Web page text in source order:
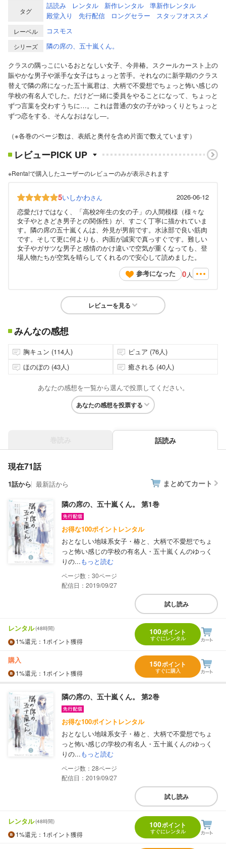
タグ
話読み レンタル 新作レンタル
準新作レンタル
殿堂入り
先行配信 ロングセラー スタッフオススメ
レーベル コスモス
シリーズ
隣の席の、五十嵐くん。
クラスの隅っこにいるおとなしい女子、今井椿。スクールカースト上の
賑やかな男子や派手な女子はちょっと苦手。それなのに新学期のクラス
替えで隣の席になった五十嵐君は、大柄で不愛想でちょっと怖い感じの
学校の有名人でした。だけど一緒に委員をやることになって、ちょっと
ずつ言葉を交わすうちに…。これは普通の女の子がゆっくりとちょっと
ずつ恋をする、そんなおはなし―。
（※各巻のページ数は、表紙と奥付を含め片面で数えています）
レビューPICK UP
※Renta!で購入したユーザーのレビューのみが表示されます
5いしかわさん
2026-06-12
恋愛だけではなく、「高校2年生の女の子」の人間模様（様々な
女子やときどき男子との関係性）が、すごく丁寧に描かれていま
す。隣の席の五十嵐くんは、外見が男前です。水泳部で良い筋肉
です。そして更に何よりも、内面が誠実で真っすぐです。難しい
女子やガサツな男子と感情のかけ違いで空気が重くなっても、登
場人物たちが空気を晴らしてくれるので安心して読めました。
参考になった
0 人
レビューを見る
みんなの感想
胸キュン (114人)
ピュア (76人)
ほのぼの (43人)
癒される (40人)
あなたの感想を一覧から選んで投票してください。
あなたの感想を投票する
話読み
現在71話
1話から 最新話から まとめてカート
隣の席の、五十嵐くん。 第1巻
お得な100ポイントレンタル
おとなしい地味系女子・椿と、大柄で不愛想でちょ
っと怖い感じの学校の有名人・五十嵐くんのゆっく
りの...もっと読む
30
配信日：2019/09/27
試し読み
レンタル(48時間)
1%還元 ：1ポイント獲得
100ポイント
すぐにレンタル
購入
1%還元 ：1ポイント獲得
150ポイント
すぐに購入
隣の席の、五十嵐くん。 第2巻
お得な100ポイントレンタル
おとなしい地味系女子・椿と、大柄で不愛想でちょ
っと怖い感じの学校の有名人・五十嵐くんのゆっく
りの...もっと読む
28
配信日：2019/09/27
試し読み
レンタル(48時間)
1%還元 ：1ポイント獲得
100ポイント
すぐにレンタル